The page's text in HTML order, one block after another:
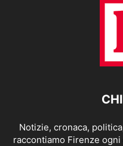
Notizie, cronaca,
raccontiamo Firenze